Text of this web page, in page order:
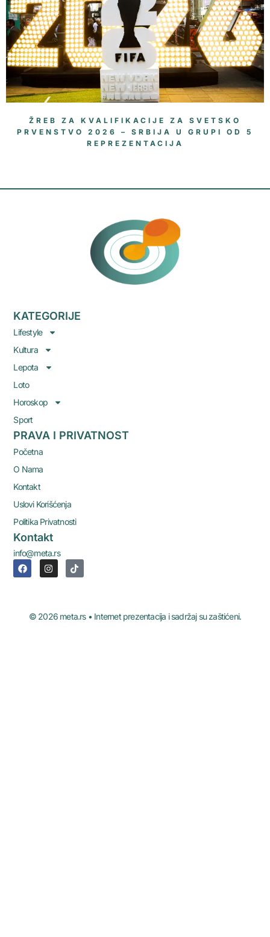
ŽREB ZA KVALIFIKACIJE ZA SVETSKO
PRVENSTVO 2026 – SRBIJA U GRUPI OD 5
REPREZENTACIJA
KATEGORIJE
Lifestyle
Kultura
Lepota
Loto
Horoskop
Sport
PRAVA I PRIVATNOST
Početna
O Nama
Kontakt
Uslovi Korišćenja
Politika Privatnosti
Kontakt
info@meta.rs
© 2026 meta.rs • Internet prezentacija i sadržaj su zaštićeni.